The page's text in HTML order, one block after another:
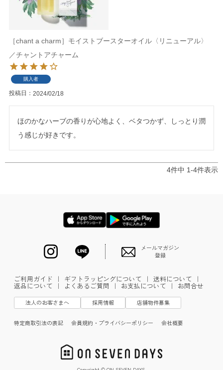
［chant a charm］モイストブースターオイル〈リニューアル〉
／チャントアチャーム
購入者
投稿日 2024/02/18
ほのかなハーブの香りが心地よく、ベタつかず、しっとり潤
う感じが好きです。
4件中 1-4件表示
メールマガジン
登録
ご利用ガイド ｜ ギフトラッピングについて ｜ 送料について ｜
返品について ｜ よくあるご質問 ｜ お支払について ｜ お問合せ
法人のお客さまへ 採用情報 店舗物件募集
特定商取引法の表記 会員規約・プライバシーポリシー 会社概要